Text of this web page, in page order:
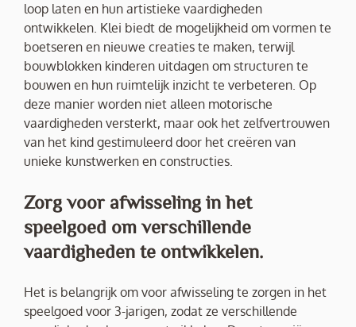
loop laten en hun artistieke vaardigheden
ontwikkelen. Klei biedt de mogelijkheid om vormen te
boetseren en nieuwe creaties te maken, terwijl
bouwblokken kinderen uitdagen om structuren te
bouwen en hun ruimtelijk inzicht te verbeteren. Op
deze manier worden niet alleen motorische
vaardigheden versterkt, maar ook het zelfvertrouwen
van het kind gestimuleerd door het creëren van
unieke kunstwerken en constructies.
Zorg voor afwisseling in het
speelgoed om verschillende
vaardigheden te ontwikkelen.
Het is belangrijk om voor afwisseling te zorgen in het
speelgoed voor 3-jarigen, zodat ze verschillende